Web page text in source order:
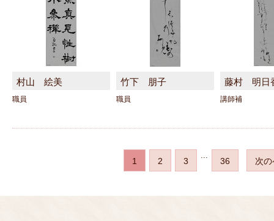
村山 絵美
職員
竹下 朋子
職員
藤村 明日
講師補
1 2 3
...
36 次